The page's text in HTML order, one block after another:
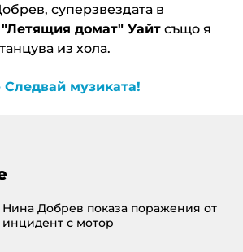
суперзвездата в
домат" Уайт също я
из хола.
музиката!
Нина Добрев показа поражения от
инцидент с мотор